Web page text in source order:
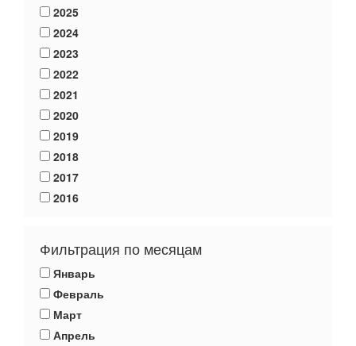
2025
2024
2023
2022
2021
2020
2019
2018
2017
2016
Фильтрация по месяцам
Январь
Февраль
Март
Апрель